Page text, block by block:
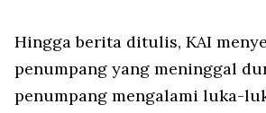
Hingga berita ditulis, KAI
penumpang yang meninggal
penumpang mengalami luka-